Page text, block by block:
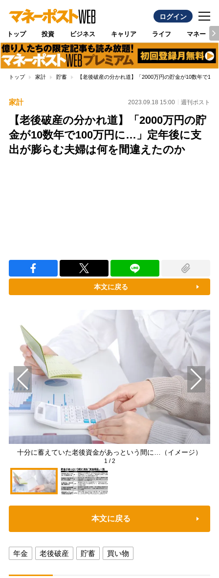
ログイン
トップ 投資 ビジネス キャリア ライフ マネー
トップ 家計 貯蓄 【老後破産の分かれ道】「2000万円の貯金が10数年で
家計 2023.09.18 15:00 週刊ポスト
【老後破産の分かれ道】「2000万円の貯
金が10数年で100万円に…」定年後に支
出が膨らむ夫婦は何を間違えたのか
本文に戻る
十分に蓄えていた老後資金があっという間に…（イメージ）
1 /2
本文に戻る
年金 老後破産 貯蓄 買い物